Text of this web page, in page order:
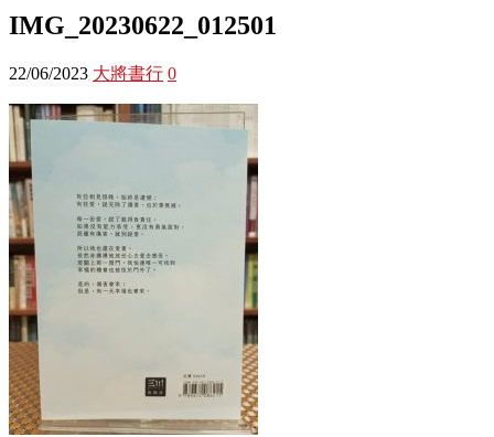
IMG_20230622_012501
22/06/2023 大將書行 0